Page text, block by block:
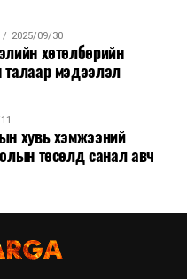
2025/09/30
хөтөлбөрийн
талаар мэдээлэл
хувь хэмжээний
төсөлд санал авч